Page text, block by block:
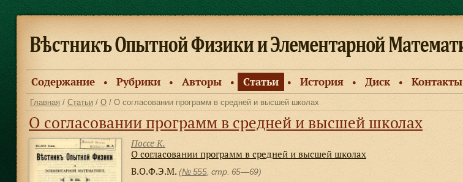
Содержание ● Рубрики ● Авторы ● Статьи ● История ● Диск ● Контакты
Главная / Статьи / О / О согласовании программ в средней и высшей школах
О согласовании программ в средней и высшей школах
Поссе К.
О согласовании программ в средней и высшей школах
В.О.Ф.Э.М. (№ 555, стр. 65—69)